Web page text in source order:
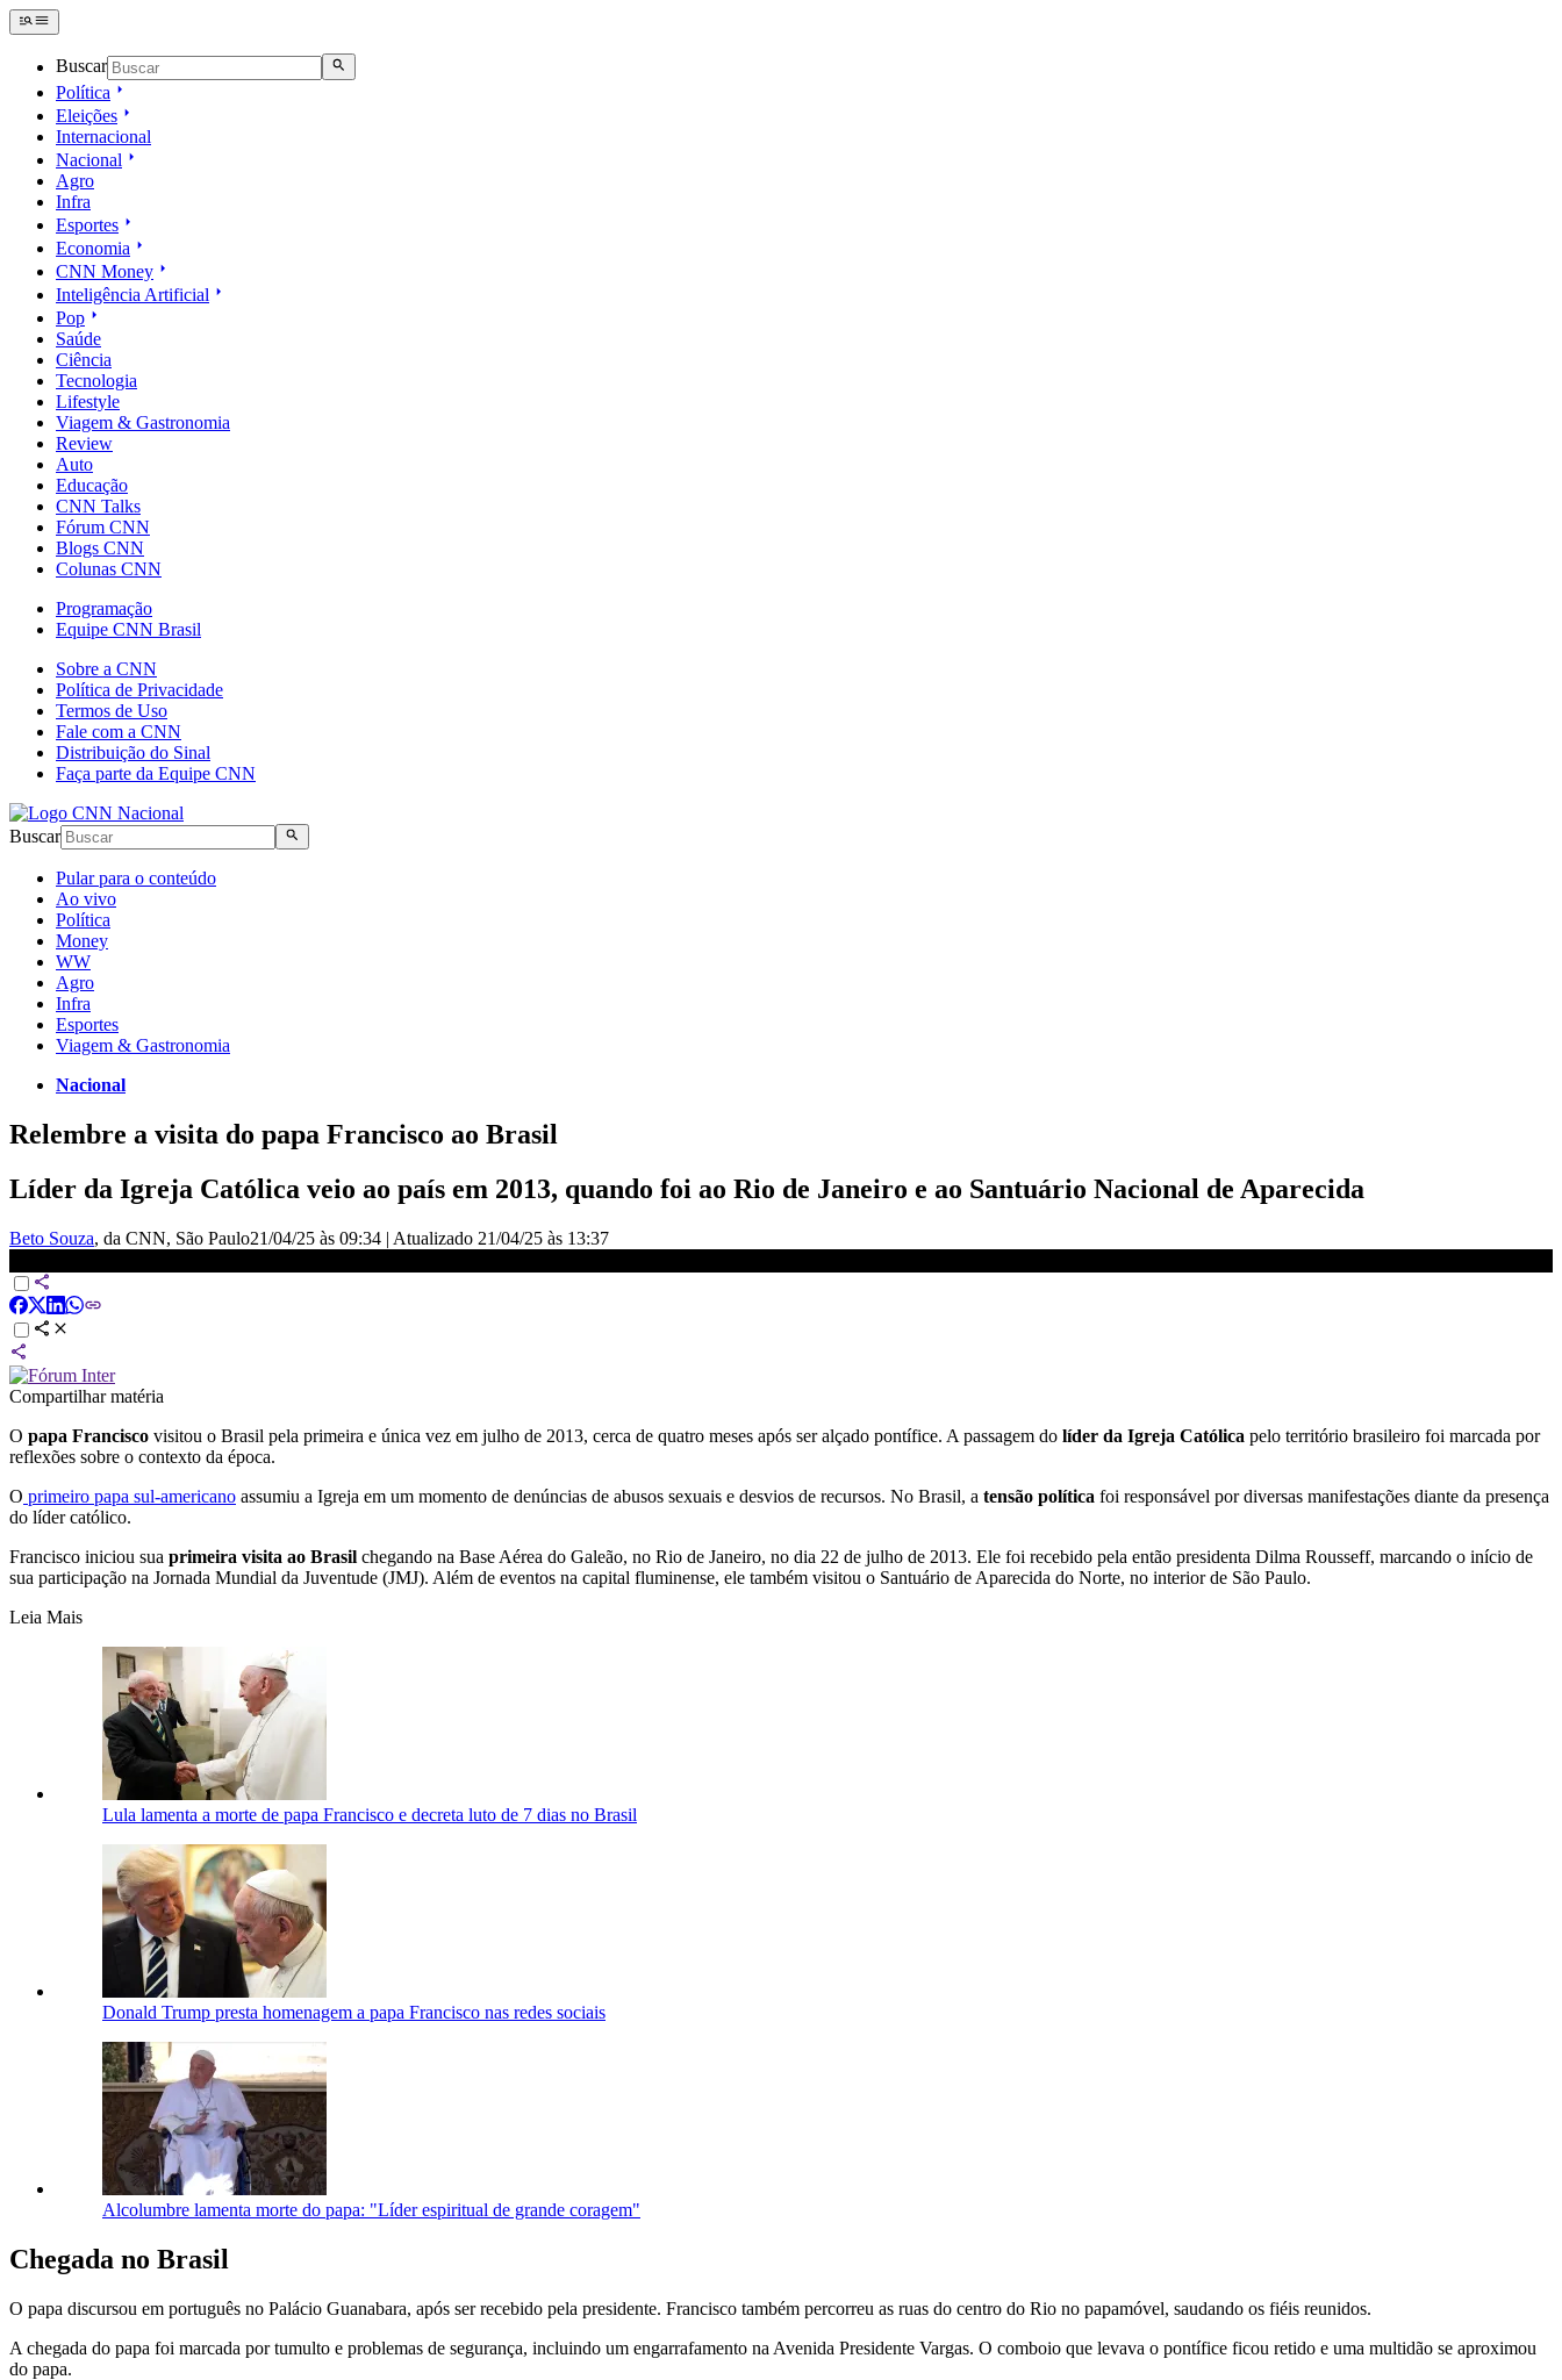
Buscar
Política
Eleições
Internacional
Nacional
Agro
Infra
Esportes
Economia
CNN Money
Inteligência Artificial
Pop
Saúde
Ciência
Tecnologia
Lifestyle
Viagem & Gastronomia
Review
Auto
Educação
CNN Talks
Fórum CNN
Blogs CNN
Colunas CNN
Programação
Equipe CNN Brasil
Sobre a CNN
Política de Privacidade
Termos de Uso
Fale com a CNN
Distribuição do Sinal
Faça parte da Equipe CNN
Buscar
Pular para o conteúdo
Ao vivo
Política
Money
WW
Agro
Infra
Esportes
Viagem & Gastronomia
Nacional
Relembre a visita do papa Francisco ao Brasil
Líder da Igreja Católica veio ao país em 2013, quando foi ao Rio de Janeiro e ao Santuário Nacional de Aparecida
Beto Souza, da CNN, São Paulo21/04/25 às 09:34 | Atualizado 21/04/25 às 13:37
Compartilhar matéria
O papa Francisco visitou o Brasil pela primeira e única vez em julho de 2013, cerca de quatro meses após ser alçado pontífice. A passagem do líder da Igreja Católica pelo território brasileiro foi marcada por
reflexões sobre o contexto da época.
O primeiro papa sul-americano assumiu a Igreja em um momento de denúncias de abusos sexuais e desvios de recursos. No Brasil, a tensão política foi responsável por diversas manifestações diante da presença
do líder católico.
Francisco iniciou sua primeira visita ao Brasil chegando na Base Aérea do Galeão, no Rio de Janeiro, no dia 22 de julho de 2013. Ele foi recebido pela então presidenta Dilma Rousseff, marcando o início de
sua participação na Jornada Mundial da Juventude (JMJ). Além de eventos na capital fluminense, ele também visitou o Santuário de Aparecida do Norte, no interior de São Paulo.
Leia Mais
Lula lamenta a morte de papa Francisco e decreta luto de 7 dias no Brasil
Donald Trump presta homenagem a papa Francisco nas redes sociais
Alcolumbre lamenta morte do papa: "Líder espiritual de grande coragem"
Chegada no Brasil
O papa discursou em português no Palácio Guanabara, após ser recebido pela presidente. Francisco também percorreu as ruas do centro do Rio no papamóvel, saudando os fiéis reunidos.
A chegada do papa foi marcada por tumulto e problemas de segurança, incluindo um engarrafamento na Avenida Presidente Vargas. O comboio que levava o pontífice ficou retido e uma multidão se aproximou
do papa.